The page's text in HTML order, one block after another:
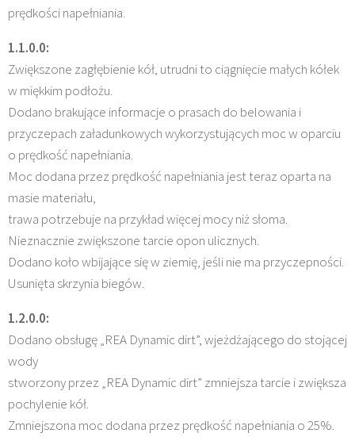
prędkości napełniania.
1.1.0.0:
Zwiększone zagłębienie kół, utrudni to ciągnięcie małych kółek
w miękkim podłożu.
Dodano brakujące informacje o prasach do belowania i
przyczepach załadunkowych wykorzystujących moc w oparciu
o prędkość napełniania.
Moc dodana przez prędkość napełniania jest teraz oparta na
masie materiału,
trawa potrzebuje na przykład więcej mocy niż słoma.
Nieznacznie zwiększone tarcie opon ulicznych.
Dodano koło wbijające się w ziemię, jeśli nie ma przyczepności.
Usunięta skrzynia biegów.
1.2.0.0:
Dodano obsługę „REA Dynamic dirt”, wjeżdżającego do stojącej
wody
stworzony przez „REA Dynamic dirt” zmniejsza tarcie i zwiększa
pochylenie kół.
Zmniejszona moc dodana przez prędkość napełniania o 25%.